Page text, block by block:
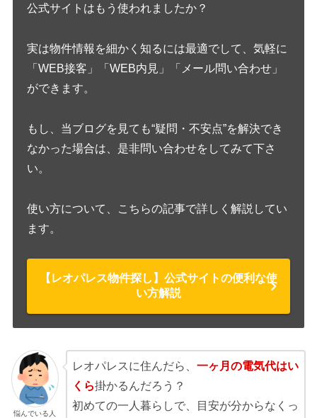
公式サイトはもう使われましたか？
実は物件情報を細かく知るには最適でして、気軽に
「WEB接客」「WEB内見」「メール問い合わせ」
ができます。
もし、当ブログを見ても“疑問・不安点”を解決でき
なかった場合は、是非問い合わせをしてみて下さ
い。
使い方について、こちらの記事で詳しく解説してい
ます。
【レオパレス物件探し】公式サイトの便利な使
い方解説
悩んでいる人
レオパレスに住んだら、 一ヶ月の電気代はい
くら掛かるんだろう？
初めての一人暮らしで、目安が分からなくっ